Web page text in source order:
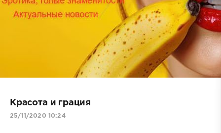
Красота и грация
25/11/2020 10:24